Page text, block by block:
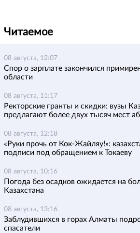
Читаемое
08 августа, 12:07
Спор о зарплате закончился
области
08 августа, 11:17
Ректорские гранты и скидки: вузы
предлагают более двух тысяч мест
08 августа, 12:18
«Руки прочь от Кок-Жайляу!»:
подписи под обращением к Токаеву
08 августа, 10:16
Погода без осадков ожидается на
Казахстана
08 августа, 13:16
Заблудившихся в горах Алматы
спасатели